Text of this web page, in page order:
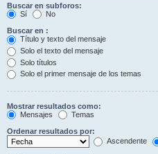
Buscar en subforos:
Sí
No
Buscar en :
Título y texto del mensaje
Solo el texto del mensaje
Solo títulos
Solo el primer mensaje de los temas
Mostrar resultados como:
Mensajes
Temas
Ordenar resultados por:
Ascendente